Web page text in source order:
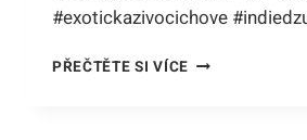
#exotickazivocichove
PŘEČTĚTE SI VÍCETYGR